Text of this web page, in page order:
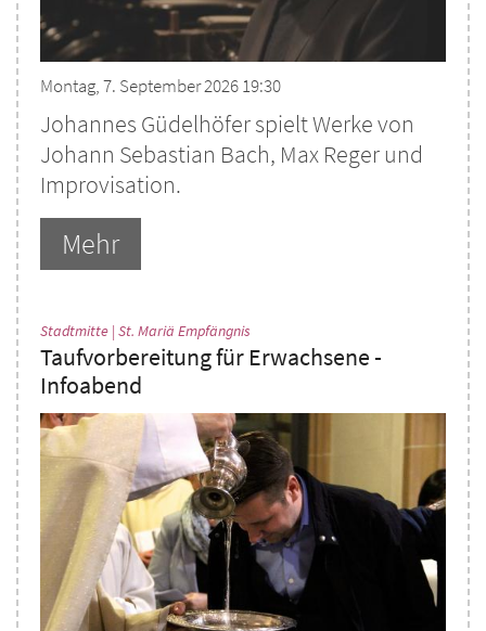
Montag, 7. September 2026 19:30
Johannes Güdelhöfer spielt Werke von
Johann Sebastian Bach, Max Reger und
Improvisation.
Mehr
Stadtmitte | St. Mariä Empfängnis
Taufvorbereitung für Erwachsene -
Infoabend